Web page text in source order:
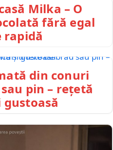
Milka – O
fără egal
rapidă
din conuri
pin – rețetă
gustoasă